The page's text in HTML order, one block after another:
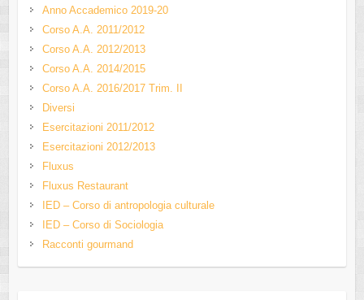
Anno Accademico 2019-20
Corso A.A. 2011/2012
Corso A.A. 2012/2013
Corso A.A. 2014/2015
Corso A.A. 2016/2017 Trim. II
Diversi
Esercitazioni 2011/2012
Esercitazioni 2012/2013
Fluxus
Fluxus Restaurant
IED – Corso di antropologia culturale
IED – Corso di Sociologia
Racconti gourmand